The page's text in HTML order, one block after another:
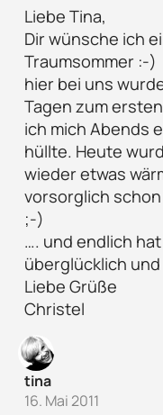
Liebe Tina,
Dir wünsche ich
Traumsommer :-)
hier bei uns
Tagen zum
ich mich Abends
hüllte. Heute
wieder etwas
vorsorglich
;-)
…. und endlich
überglücklich
Liebe Grüße
Christel
tina
16. Mai 2011